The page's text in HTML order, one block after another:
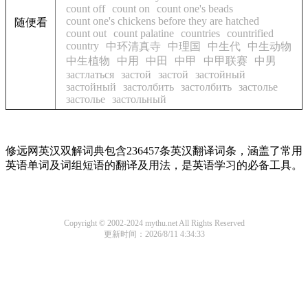
随便看
count off count on
count one's beads
count one's chickens before they are hatched
count out count palatine countries countrified
country
中环清真寺 中理国 中生代
中生动物
中生植物
中用 中田 中甲 中甲联赛
中男
застлаться
застой застой
застойный
застойный
застолбить застолбить
застолье
застолье
застольный
修远网英汉双解词典包含236457条英汉翻译词条，涵盖了常用
英语单词及词组短语的翻译及用法，是英语学习的必备工具。
Copyright © 2002-2024 mythu.net All Rights Reserved
更新时间：2026/8/11 4:34:33